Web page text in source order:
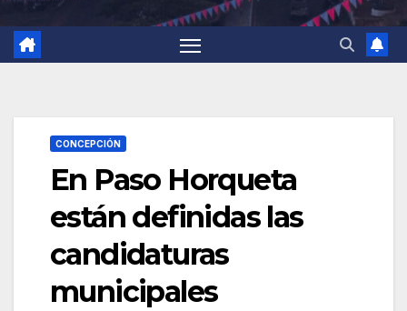
CONCEPCIÓN
En Paso Horqueta
están definidas las
candidaturas
municipales